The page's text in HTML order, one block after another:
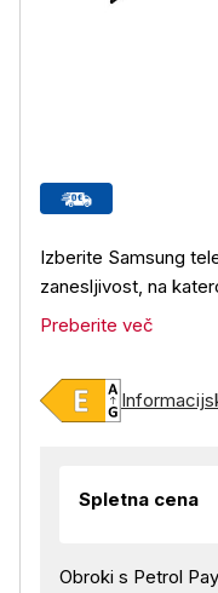
Izberite Samsung
zanesljivost, na
Preberite več
Spletna cena
Obroki s Petrol